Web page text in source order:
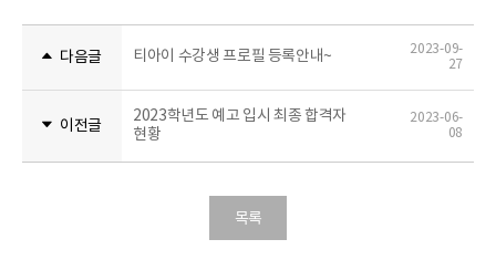
다음글 티아이 수강생 프로필 등록안내~
2023-09-
27
이전글
2023학년도 예고 입시 최종 합격자
현황
2023-06-
08
목록